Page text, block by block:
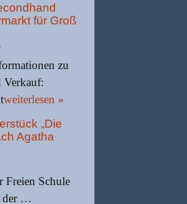
für Groß
zu
Verkauf:
weiterlesen »
„Die
Agatha
Freien Schule
der …